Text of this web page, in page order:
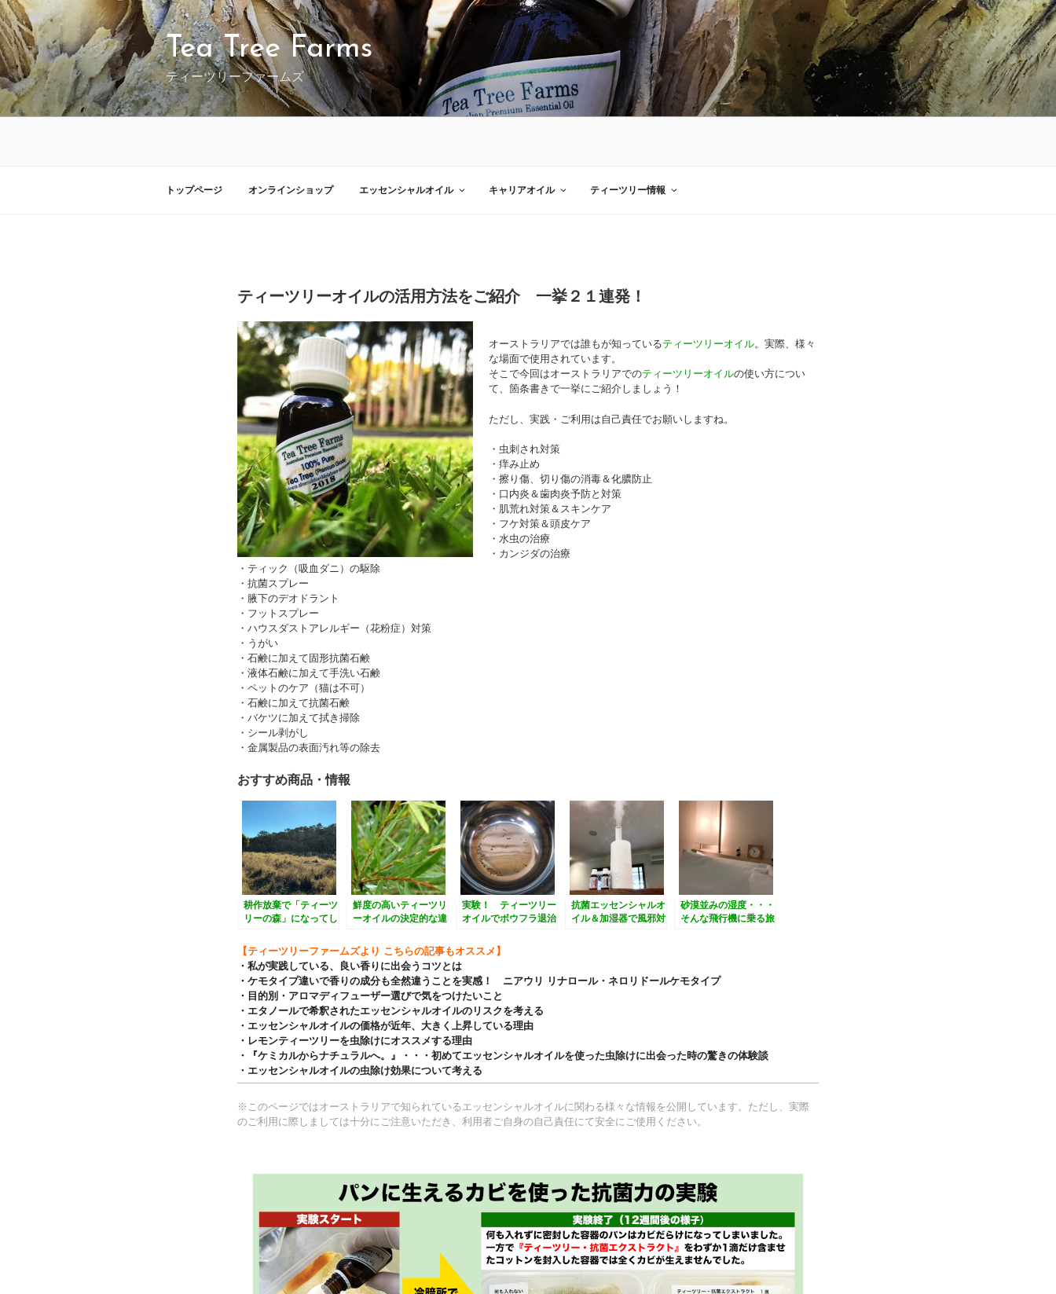
コ
ン
テ
ン
ツ
へ
ス
キ
Tea Tree Farms
ティーツリーファームズ
トップページ オンラインショップ エッセンシャルオイル キャリアオイル ティーツリー情報
稿
日:
ティーツリーオイルの活用方法をご紹介 一挙２１連発！
オーストラリアでは誰もが知っているティーツリーオイル。実際、様々
な場面で使用されています。
そこで今回はオーストラリアでのティーツリーオイルの使い方につい
て、箇条書きで一挙にご紹介しましょう！
ただし、実践・ご利用は自己責任でお願いしますね。
・虫刺され対策
・痒み止め
・擦り傷、切り傷の消毒＆化膿防止
・口内炎＆歯肉炎予防と対策
・肌荒れ対策＆スキンケア
・フケ対策＆頭皮ケア
・水虫の治療
・カンジダの治療
・ティック（吸血ダニ）の駆除
・抗菌スプレー
・腋下のデオドラント
・フットスプレー
・ハウスダストアレルギー（花粉症）対策
・うがい
・石鹸に加えて固形抗菌石鹸
・液体石鹸に加えて手洗い石鹸
・ペットのケア（猫は不可）
・石鹸に加えて抗菌石鹸
・バケツに加えて拭き掃除
・シール剥がし
・金属製品の表面汚れ等の除去
おすすめ商品・情報
耕作放棄で「ティーツ
リーの森」になってし
鮮度の高いティーツリ
ーオイルの決定的な違
実験！ ティーツリー
オイルでボウフラ退治
に。。。
抗菌エッセンシャルオ
イル＆加湿器で風邪対
砂漠並みの湿度・・・
そんな飛行機に乗る旅
【ティーツリーファームズより こちらの記事もオススメ】
・私が実践している、良い香りに出会うコツとは
・ケモタイプ違いで香りの成分も全然違うことを実感！ ニアウリ リナロール・ネロリドールケモタイプ
・目的別・アロマディフューザー選びで気をつけたいこと
・エタノールで希釈されたエッセンシャルオイルのリスクを考える
・エッセンシャルオイルの価格が近年、大きく上昇している理由
・レモンティーツリーを虫除けにオススメする理由
・『ケミカルからナチュラルへ。』・・・初めてエッセンシャルオイルを使った虫除けに出会った時の驚きの体験談
・エッセンシャルオイルの虫除け効果について考える
※このページではオーストラリアで知られているエッセンシャルオイルに関わる様々な情報を公開しています。ただし、実際
のご利用に際しましては十分にご注意いただき、利用者ご自身の自己責任にて安全にご使用ください。